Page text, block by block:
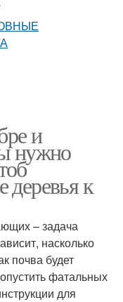
и
нужно
деревья к
– задача
насколько
почва будет
фатальных
для